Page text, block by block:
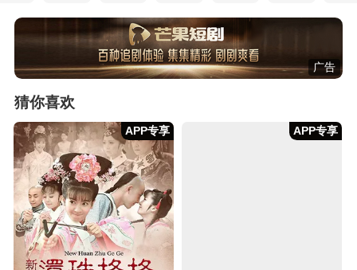
广告
猜你喜欢
APP专享 APP专享